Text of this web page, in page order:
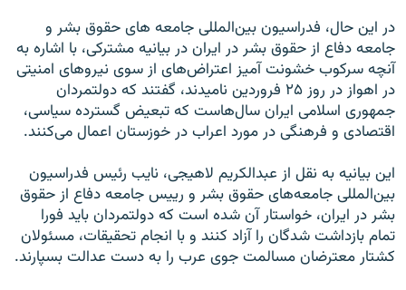
در اين حال، فدراسيون بين‌المللی جامعه های حقوق بشر و
جامعه دفاع از حقوق بشر در ايران در بيانيه مشترکی، با اشاره به
آنچه سرکوب خشونت آميز اعتراض‌های از سوی نيروهای امنيتی
در اهواز در روز ۲۵ فروردين ناميدند، گفتند که دولتمردان
جمهوری اسلامی ايران سال‌هاست که تبعيض گسترده سياسی،
اقتصادی و فرهنگی در مورد اعراب در خوزستان اعمال می‌کنند.
اين بيانيه به نقل از عبدالکريم لاهيجی، نايب رئيس فدراسيون
بين‌المللی جامعه‌های حقوق بشر و رييس جامعه دفاع از حقوق
بشر در ايران، خواستار آن شده است که دولتمردان بايد فورا
تمام بازداشت شدگان را آزاد کنند و با انجام تحقيقات، مسئولان
کشتار معترضان مسالمت جوی عرب را به دست عدالت بسپارند.